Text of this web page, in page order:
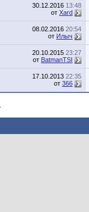
30.12.2016 13:48
от Xard
08.02.2016 20:54
от Илыч
20.10.2015 23:27
от BatmanTSI
17.10.2013 22:35
от 366